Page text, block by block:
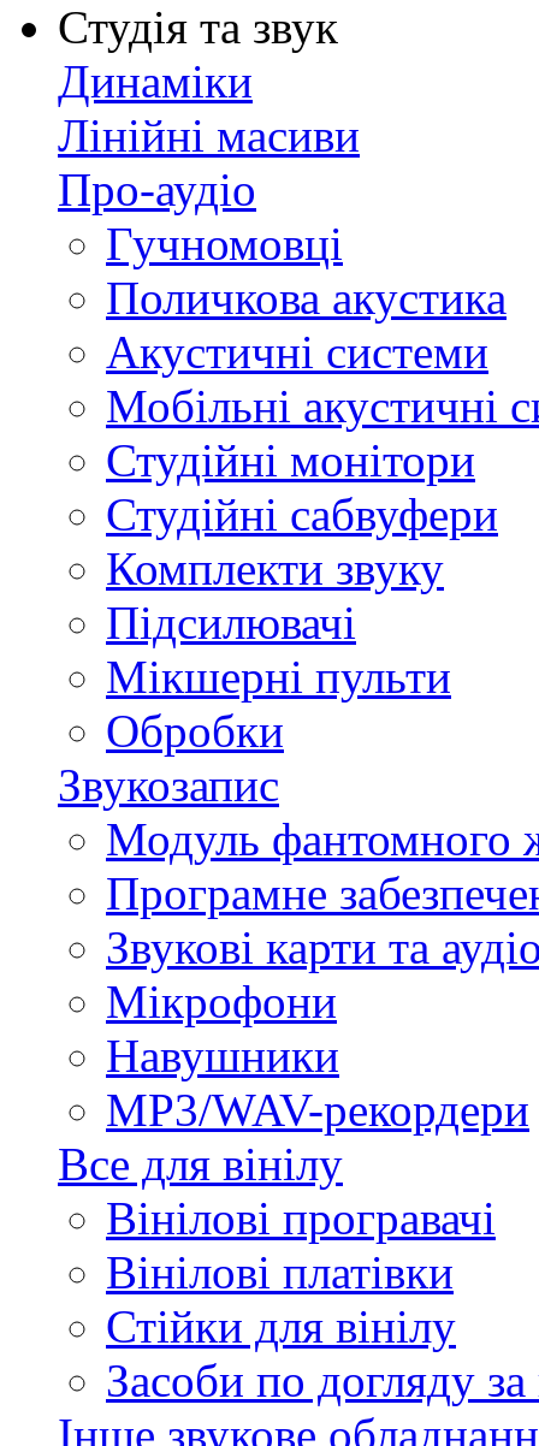
Студія та звук
Динаміки
Лінійні масиви
Про-аудіо
Гучномовці
Поличкова акустика
Акустичні системи
Мобільні акустичні
Студійні монітори
Студійні сабвуфери
Комплекти звуку
Підсилювачі
Мікшерні пульти
Обробки
Звукозапис
Модуль фантомного
Програмне
Звукові карти та
Мікрофони
Навушники
MP3/WAV-рекордери
Все для вінілу
Вінілові програвачі
Вінілові платівки
Стійки для вінілу
Засоби по догляду за
Інше звукове